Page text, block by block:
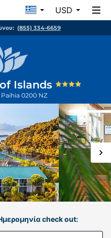
USD
(855) 334-6659
Islands
Paihia 0200 NZ
check out: